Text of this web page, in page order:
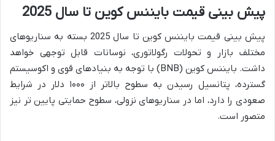
پیش بینی قیمت بایننس کوین تا سال 2025
پیش بینی قیمت بایننس کوین تا سال 2025 بسته به سناریوهای
مختلف بازار و تحولات رگولاتوری، نوسانات قابل توجهی خواهد
داشت. بایننس کوین (BNB) با توجه به بنیادهای قوی و اکوسیستم
گسترده، پتانسیل رسیدن به سطوح بالاتر از ۱۰۰۰ دلار در شرایط
صعودی را دارد، اما در سناریوهای نزولی، سطوح حمایتی پایین تر نیز
متصور است.